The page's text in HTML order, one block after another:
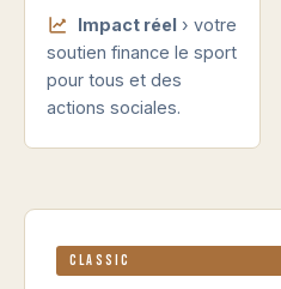
Impact réel › votre
soutien finance le sport
pour tous et des
actions sociales.
Classic